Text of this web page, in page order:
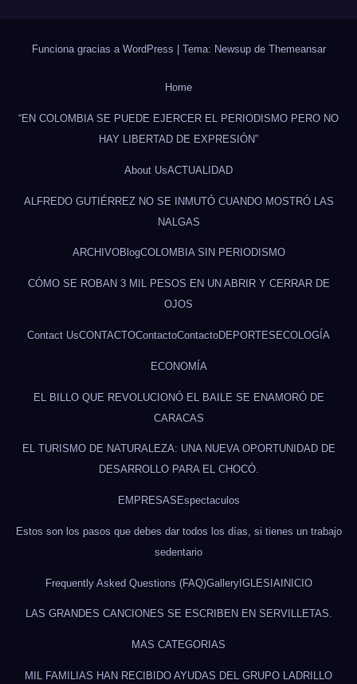
Funciona gracias a WordPress Tema: Newsup de Themeansar
Home
“EN COLOMBIA SE PUEDE EJERCER EL PERIODISMO PERO NO
HAY LIBERTAD DE EXPRESIÓN”
About UsACTUALIDAD
ALFREDO GUTIÉRREZ NO SE INMUTÓ CUANDO MOSTRÓ LAS
NALGAS
ARCHIVOBlogCOLOMBIA SIN PERIODISMO
CÓMO SE ROBAN 3 MIL PESOS EN UN ABRIR Y CERRAR DE
OJOS
Contact UsCONTACTOContactoContactoDEPORTES ECOLOGÍA
ECONOMÍA
EL BILLO QUE REVOLUCIONÓ EL BAILE SE ENAMORÓ DE
CARACAS
EL TURISMO DE NATURALEZA: UNA NUEVA OPORTUNIDAD DE
DESARROLLO PARA EL CHOCÓ.
EMPRESAS Espectaculos
Estos son los pasos que debes dar todos los días, si tienes un trabajo
sedentario
Frequently Asked Questions (FAQ)GalleryIGLESIAINICIO
LAS GRANDES CANCIONES SE ESCRIBEN EN SERVILLETAS.
MAS CATEGORIAS
MIL FAMILIAS HAN RECIBIDO AYUDAS DEL GRUPO LADRILLO